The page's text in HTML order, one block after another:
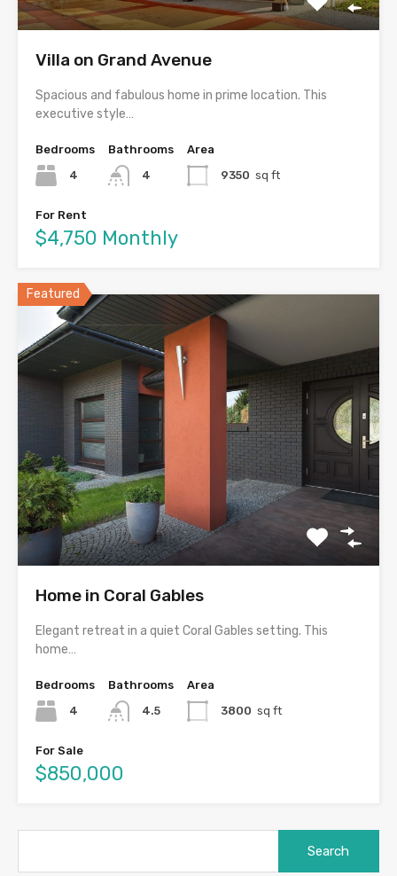
Villa on Grand Avenue
Spacious and fabulous home in prime location. This
executive style…
Bedrooms
4
Bathrooms
4
Area
9350 sq ft
For Rent
$4,750 Monthly
Featured
Home in Coral Gables
Elegant retreat in a quiet Coral Gables setting. This
home…
Bedrooms
4
Bathrooms
4.5
Area
3800 sq ft
For Sale
$850,000